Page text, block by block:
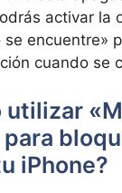
activar⁤ la
se encuentre»
cuando‍ se
utilizar⁣
iPhone?